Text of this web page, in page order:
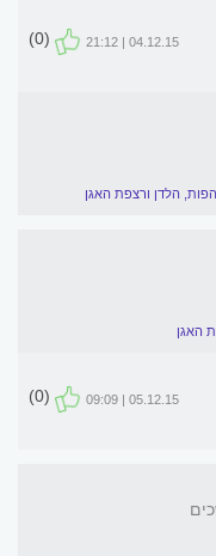
04.12.15 | 21:12
(0)
הלדן ורצפת האגן
האגן
05.12.15 | 09:09
(0)